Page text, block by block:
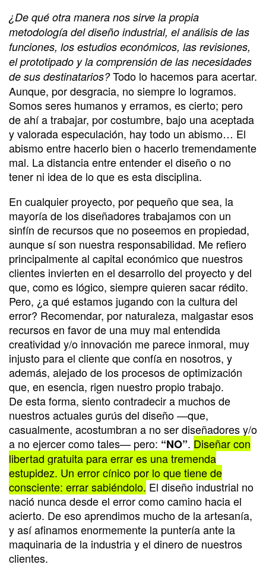
¿De qué otra manera nos sirve la propia
metodología del diseño industrial, el análisis de las
funciones, los estudios económicos, las revisiones,
el prototipado y la comprensión de las necesidades
de sus destinatarios?Todo lo hacemos para acertar.
Aunque, por desgracia, no siempre lo logramos.
Somos seres humanos y erramos, es cierto; pero
de ahí a trabajar, por costumbre, bajo una aceptada
y valorada especulación, hay todo un abismo… El
abismo entre hacerlo bien o hacerlo tremendamente
mal. La distancia entre entender el diseño o no
tener ni idea de lo que es esta disciplina.
En cualquier proyecto, por pequeño que sea, la
mayoría de los diseñadores trabajamos con un
sinfín de recursos que no poseemos en propiedad,
aunque sí son nuestra responsabilidad. Me refiero
principalmente al capital económico que nuestros
clientes invierten en el desarrollo del proyecto y del
que, como es lógico, siempre quieren sacar rédito.
Pero, ¿a qué estamos jugando con la cultura del
error? Recomendar, por naturaleza, malgastar esos
recursos en favor de una muy mal entendida
creatividad y/o innovación me parece inmoral, muy
injusto para el cliente que confía en nosotros, y
además, alejado de los procesos de optimización
que, en esencia, rigen nuestro propio trabajo.
De esta forma, siento contradecir a muchos de
nuestros actuales gurús del diseño —que,
casualmente, acostumbran a no ser diseñadores y/o
a no ejercer como tales— pero: “NO”. Diseñar con
libertad gratuita para errar es una tremenda
estupidez. Un error cínico por lo que tiene de
consciente: errar sabiéndolo. El diseño industrial no
nació nunca desde el error como camino hacia el
acierto. De eso aprendimos mucho de la artesanía,
y así afinamos enormemente la puntería ante la
maquinaria de la industria y el dinero de nuestros
clientes.